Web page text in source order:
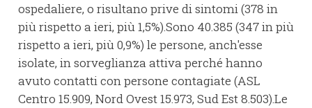
ospedaliere, o risultano prive di sintomi (378 in
più rispetto a ieri, più 1,5%).Sono 40.385 (347 in più
rispetto a ieri, più 0,9%) le persone, anch'esse
isolate, in sorveglianza attiva perché hanno
avuto contatti con persone contagiate (ASL
Centro 15.909, Nord Ovest 15.973, Sud Est 8.503).Le